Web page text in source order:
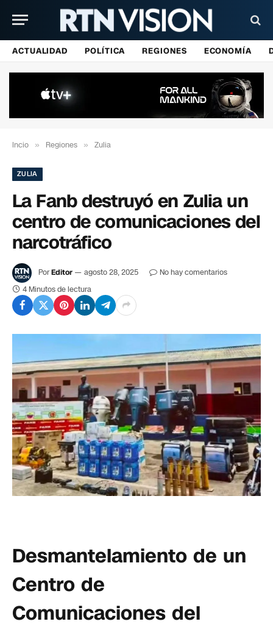
ACTUALIDAD POLÍTICA REGIONES ECONOMÍA
Incio » Regiones » Zulia
ZULIA
La Fanb destruyó en Zulia un
centro de comunicaciones del
narcotráfico
PorEditor agosto 28, 2025
No hay comentarios
4 Minutos de lectura
Desmantelamiento de un
Centro de
Comunicaciones del